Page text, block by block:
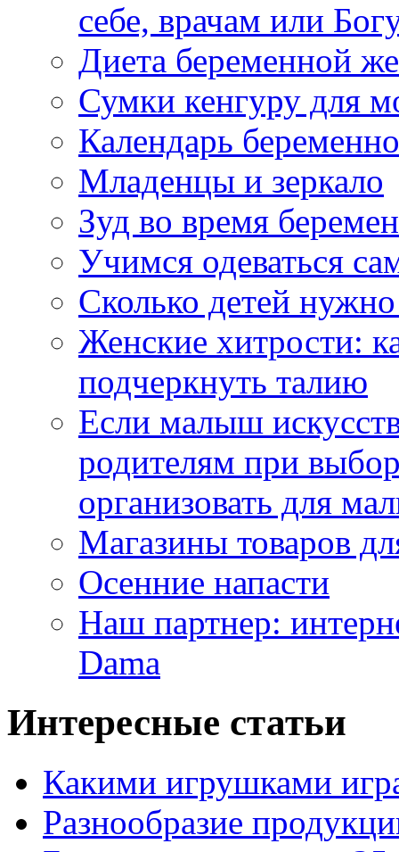
себе, врачам или
Диета беременной
Сумки кенгуру для
Календарь
Младенцы и зеркало
Зуд во время
Учимся одеваться
Сколько детей нужно
Женские хитрости:
подчеркнуть талию
Если малыш
родителям при
организовать для
Магазины товаров
Осенние напасти
Наш партнер:
Dama
Интересные статьи
Какими игрушками
Разнообразие